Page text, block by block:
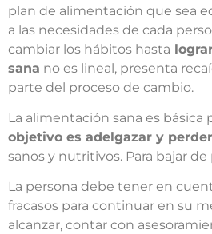
plan de alimentación que sea
a las necesidades de cada
cambiar los hábitos hasta
sana no es lineal, presenta
parte del proceso de cambio.
La alimentación sana es básica
objetivo es adelgazar y
sanos y nutritivos. Para bajar
La persona debe tener en
fracasos para continuar en su
alcanzar, contar con